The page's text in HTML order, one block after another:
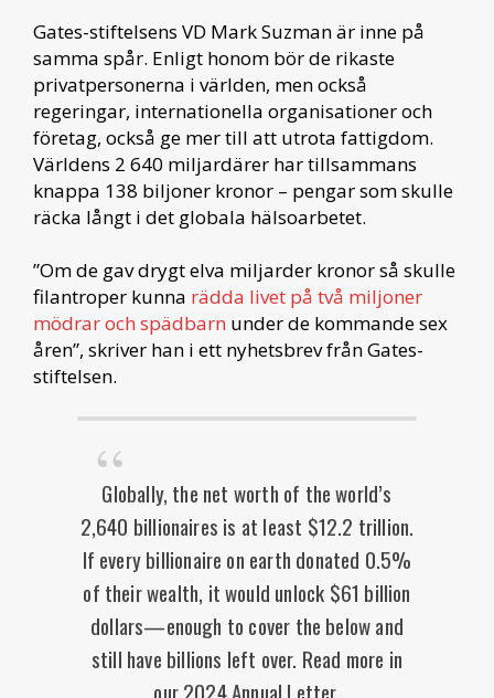
Gates-stiftelsens VD Mark Suzman är inne på
samma spår. Enligt honom bör de rikaste
privatpersonerna i världen, men också
regeringar, internationella organisationer och
företag, också ge mer till att utrota fattigdom.
Världens 2 640 miljardärer har tillsammans
knappa 138 biljoner kronor – pengar som skulle
räcka långt i det globala hälsoarbetet.
”Om de gav drygt elva miljarder kronor så skulle
filantroper kunna rädda livet på två miljoner
mödrar och spädbarn under de kommande sex
åren”, skriver han i ett nyhetsbrev från Gates-
stiftelsen.
Globally, the net worth of the world’s
2,640 billionaires is at least $12.2 trillion.
If every billionaire on earth donated 0.5%
of their wealth, it would unlock $61 billion
dollars—enough to cover the below and
still have billions left over. Read more in
our 2024 Annual Letter.